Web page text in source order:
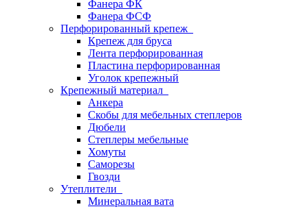
Фанера ФК
Фанера ФСФ
Перфорированный крепеж
Крепеж для бруса
Лента перфорированная
Пластина перфорированная
Уголок крепежный
Крепежный материал
Анкера
Скобы для мебельных степлеров
Дюбели
Степлеры мебельные
Хомуты
Саморезы
Гвозди
Утеплители
Минеральная вата